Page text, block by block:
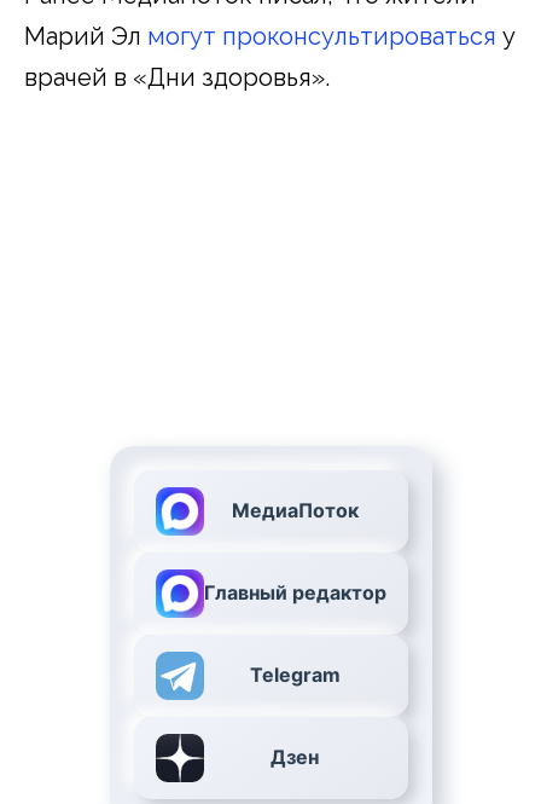
Марий Эл могут проконсультироваться у
врачей в «Дни здоровья».
МедиаПоток
Главный редактор
Telegram
Дзен